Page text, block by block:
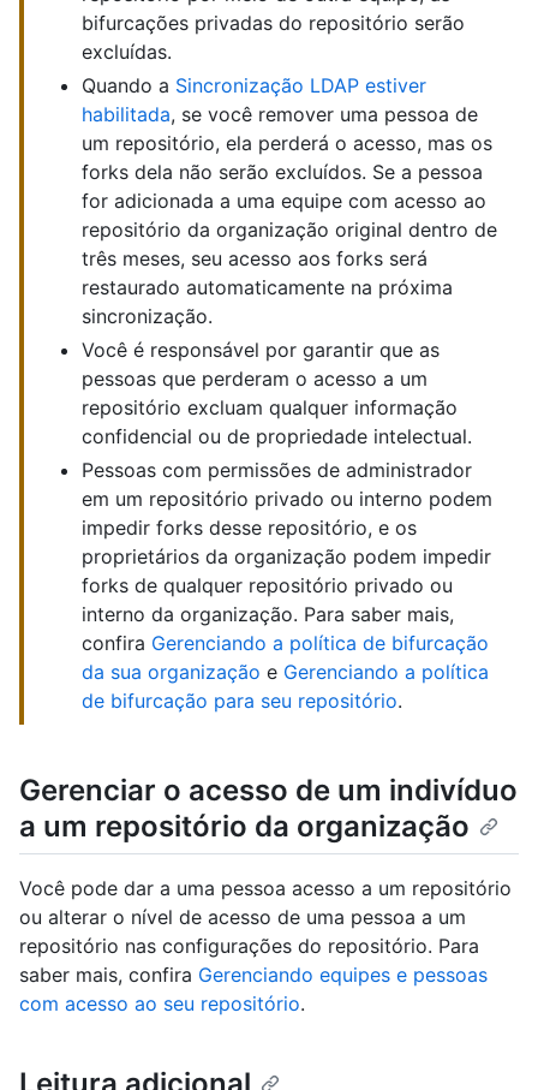
bifurcações privadas do repositório serão
excluídas.
Quando a Sincronização LDAP estiver
habilitada, se você remover uma pessoa de
um repositório, ela perderá o acesso, mas os
forks dela não serão excluídos. Se a pessoa
for adicionada a uma equipe com acesso ao
repositório da organização original dentro de
três meses, seu acesso aos forks será
restaurado automaticamente na próxima
sincronização.
Você é responsável por garantir que as
pessoas que perderam o acesso a um
repositório excluam qualquer informação
confidencial ou de propriedade intelectual.
Pessoas com permissões de administrador
em um repositório privado ou interno podem
impedir forks desse repositório, e os
proprietários da organização podem impedir
forks de qualquer repositório privado ou
interno da organização. Para saber mais,
confira Gerenciando a política de bifurcação
da sua organização e Gerenciando a política
de bifurcação para seu repositório.
Gerenciar o acesso de um indivíduo
a um repositório da organização
Você pode dar a uma pessoa acesso a um repositório
ou alterar o nível de acesso de uma pessoa a um
repositório nas configurações do repositório. Para
saber mais, confira Gerenciando equipes e pessoas
com acesso ao seu repositório.